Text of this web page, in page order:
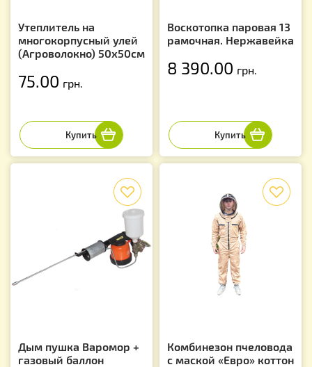
Утеплитель на
многокорпусный улей
(Агроволокно) 50х50см
75.00 грн.
Воскотопка паровая 13
рамочная. Нержавейка
8 390.00 грн.
Дым пушка Варомор +
газовый баллон
Комбинезон пчеловода
с маской «Евро» коттон